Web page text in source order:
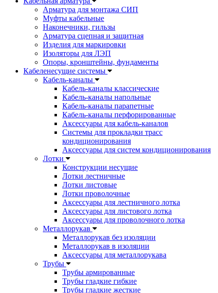
Арматура для монтажа СИП
Муфты кабельные
Наконечники, гильзы
Арматура сцепная и защитная
Изделия для маркировки
Изоляторы для ЛЭП
Опоры, кронштейны, фундаменты
Кабеленесущие системы
Кабель-каналы
Кабель-каналы классические
Кабель-каналы напольные
Кабель-каналы парапетные
Кабель-каналы перфорированные
Аксессуары для кабель-каналов
Системы для прокладки трасс
кондиционирования
Аксессуары для систем кондиционирования
Лотки
Конструкции несущие
Лотки лестничные
Лотки листовые
Лотки проволочные
Аксессуары для лестничного лотка
Аксессуары для листового лотка
Аксессуары для проволочного лотка
Металлорукав
Металлорукав без изоляции
Металлорукав в изоляции
Аксессуары для металлорукава
Трубы
Трубы армированные
Трубы гладкие гибкие
Трубы гладкие жесткие